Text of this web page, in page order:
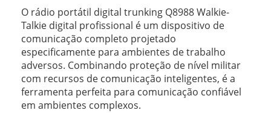
O rádio portátil digital trunking Q8988 Walkie-
Talkie digital profissional é um dispositivo de
comunicação completo projetado
especificamente para ambientes de trabalho
adversos. Combinando proteção de nível militar
com recursos de comunicação inteligentes, é a
ferramenta perfeita para comunicação confiável
em ambientes complexos.